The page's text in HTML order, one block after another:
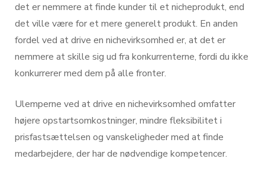
det er nemmere at finde kunder til et nicheprodukt, end
det ville være for et mere generelt produkt. En anden
fordel ved at drive en nichevirksomhed er, at det er
nemmere at skille sig ud fra konkurrenterne, fordi du ikke
konkurrerer med dem på alle fronter.
Ulemperne ved at drive en nichevirksomhed omfatter
højere opstartsomkostninger, mindre fleksibilitet i
prisfastsættelsen og vanskeligheder med at finde
medarbejdere, der har de nødvendige kompetencer.